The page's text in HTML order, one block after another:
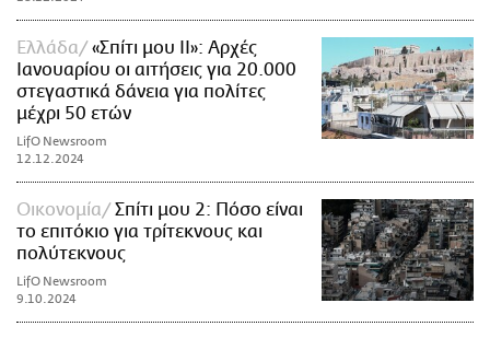
Ελλάδα
«Σπίτι μου ΙΙ»: Αρχές
Ιανουαρίου οι αιτήσεις για 20.000
στεγαστικά δάνεια για πολίτες
μέχρι 50 ετών
LifO Newsroom
12.12.2024
Οικονομία
Σπίτι μου 2: Πόσο είναι
το επιτόκιο για τρίτεκνους και
πολύτεκνους
LifO Newsroom
9.10.2024